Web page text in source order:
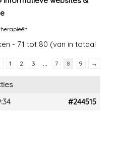
- 71 tot 80 (van in totaal
1 2 3 … 7 8 9 →
#244515